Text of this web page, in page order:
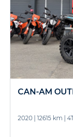
CAN-AM
2020 12615 km